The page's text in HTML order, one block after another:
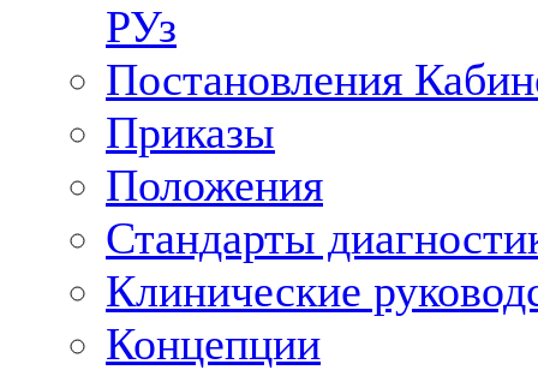
РУз
Постановления
Приказы
Положения
Стандарты
Клинические
Концепции